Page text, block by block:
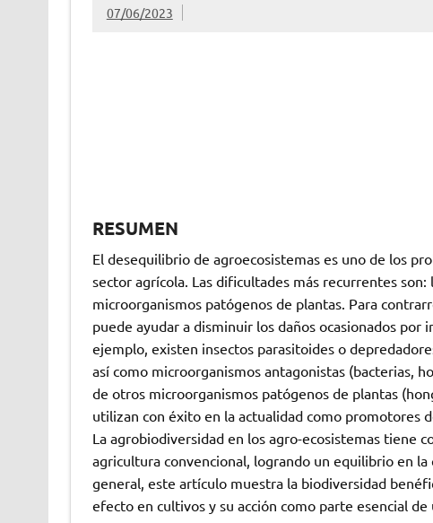
07/06/2023
RESUMEN
El desequilibrio de agroecosistemas es uno de los
sector agrícola. Las dificultades más recurrentes
microorganismos patógenos de plantas. Para
puede ayudar a disminuir los daños ocasionados
ejemplo, existen insectos parasitoides o
así como microorganismos antagonistas (bacterias,
de otros microorganismos patógenos de plantas
utilizan con éxito en la actualidad como promotores
La agrobiodiversidad en los agro-ecosistemas tiene
agricultura convencional, logrando un equilibrio en
general, este artículo muestra la biodiversidad
efecto en cultivos y su acción como parte esencial